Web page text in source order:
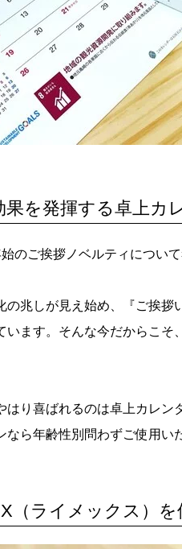
を発揮する卓上カ
のご挨拶ノベルティについ
の兆しが見え始め、『ご挨拶
います。そんな今だからこ
はり喜ばれるのは卓上カレン
なら年齢性別問わずご使用い
（ライメックス）